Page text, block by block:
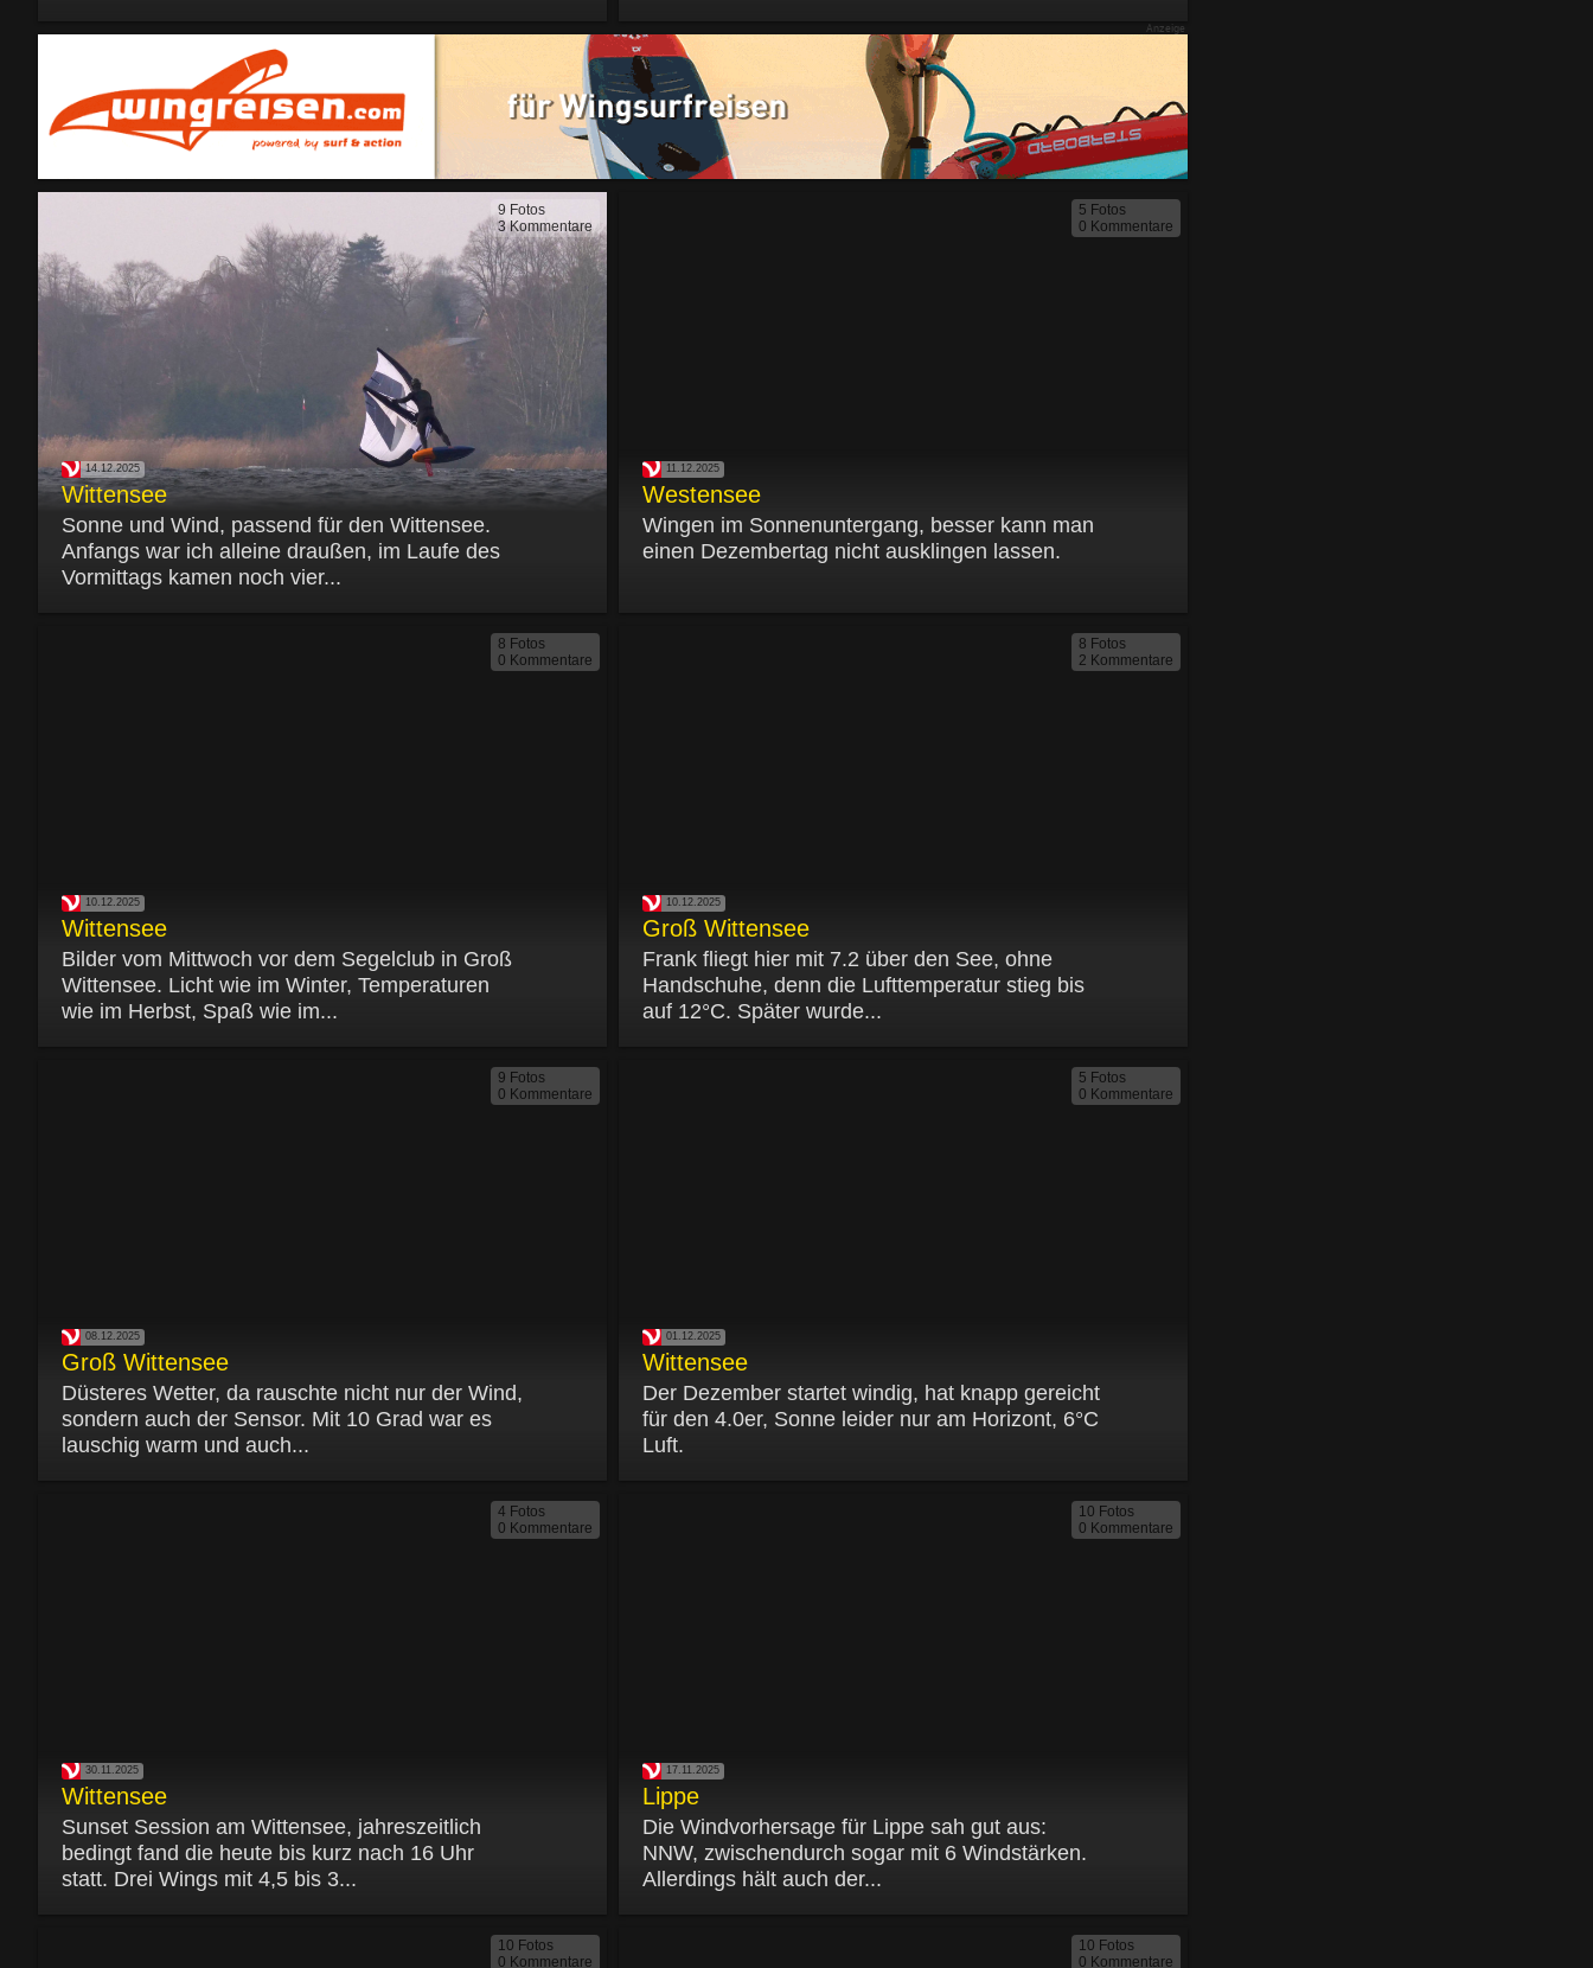
9 Fotos
3 Kommentare
14.12.2025
Wittensee
Sonne und Wind, passend für den Wittensee.
Anfangs war ich alleine draußen, im Laufe des
Vormittags kamen noch vier...
5 Fotos
0 Kommentare
11.12.2025
Westensee
Wingen im Sonnenuntergang, besser kann man
einen Dezembertag nicht ausklingen lassen.
8 Fotos
0 Kommentare
10.12.2025
Wittensee
Bilder vom Mittwoch vor dem Segelclub in Groß
Wittensee. Licht wie im Winter, Temperaturen
wie im Herbst, Spaß wie im...
8 Fotos
2 Kommentare
10.12.2025
Groß Wittensee
Frank fliegt hier mit 7.2 über den See, ohne
Handschuhe, denn die Lufttemperatur stieg bis
auf 12°C. Später wurde...
9 Fotos
0 Kommentare
08.12.2025
Groß Wittensee
Düsteres Wetter, da rauschte nicht nur der Wind,
sondern auch der Sensor. Mit 10 Grad war es
lauschig warm und auch...
5 Fotos
0 Kommentare
01.12.2025
Wittensee
Der Dezember startet windig, hat knapp gereicht
für den 4.0er, Sonne leider nur am Horizont, 6°C
Luft.
4 Fotos
0 Kommentare
30.11.2025
Wittensee
Sunset Session am Wittensee, jahreszeitlich
bedingt fand die heute bis kurz nach 16 Uhr
statt. Drei Wings mit 4,5 bis 3...
10 Fotos
0 Kommentare
17.11.2025
Lippe
Die Windvorhersage für Lippe sah gut aus:
NNW, zwischendurch sogar mit 6 Windstärken.
Allerdings hält auch der...
10 Fotos
0 Kommentare
10 Fotos
0 Kommentare